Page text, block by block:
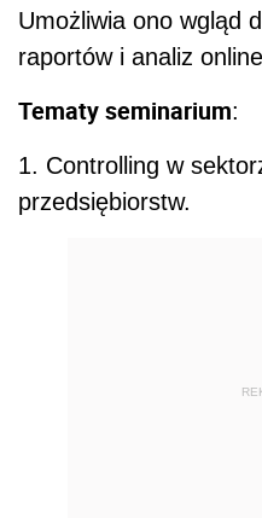
Umożliwia ono wgląd
raportów i analiz
Tematy seminarium:
1. Controlling w
przedsiębiorstw.